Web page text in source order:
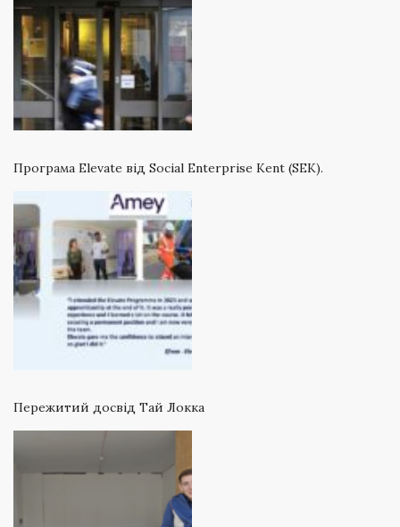
Програма Elevate від Social Enterprise Kent (SEK).
Пережитий досвід Тай Локка